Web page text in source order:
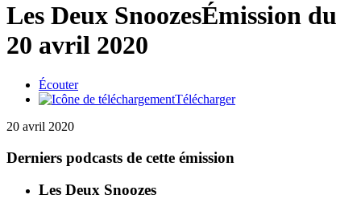
Les Deux SnoozesÉmission du
20 avril 2020
Écouter
Télécharger
20 avril 2020
Derniers podcasts de cette émission
Les Deux Snoozes